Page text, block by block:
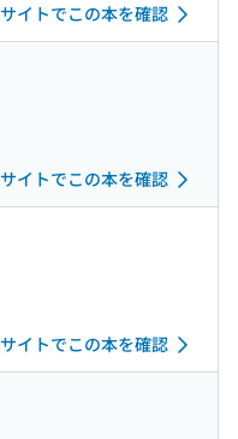
イトでこの本を確認
イトでこの本を確認
イトでこの本を確認